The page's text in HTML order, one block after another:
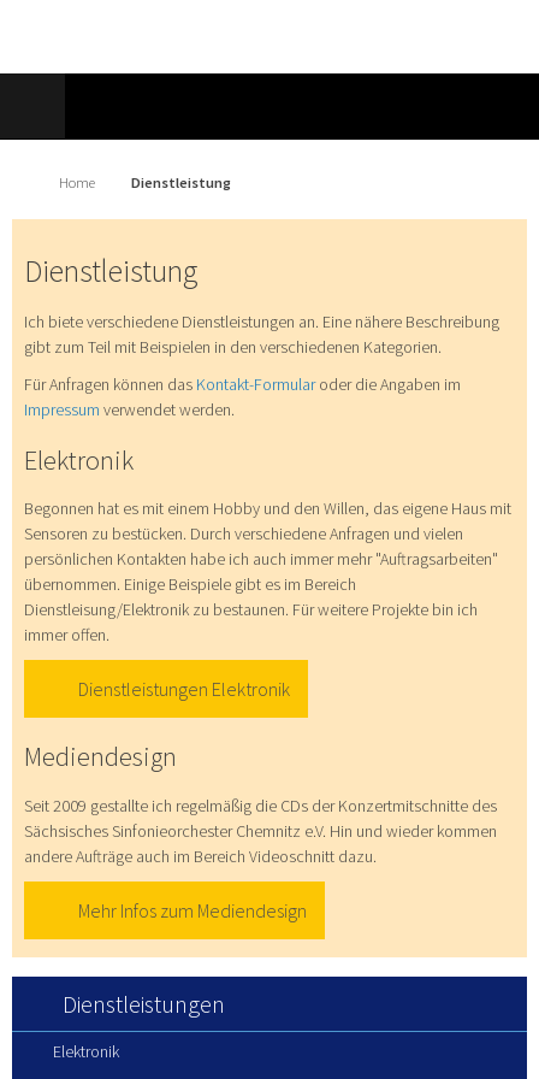
Home Dienstleistung
Dienstleistung
Ich biete verschiedene Dienstleistungen an. Eine nähere Beschreibung
gibt zum Teil mit Beispielen in den verschiedenen Kategorien.
Für Anfragen können das Kontakt-Formularoder die Angaben im
Impressum verwendet werden.
Elektronik
Begonnen hat es mit einem Hobby und den Willen, das eigene Haus mit
Sensoren zu bestücken. Durch verschiedene Anfragen und vielen
persönlichen Kontakten habe ich auch immer mehr "Auftragsarbeiten"
übernommen. Einige Beispiele gibt es im Bereich
Dienstleisung/Elektronik zu bestaunen. Für weitere Projekte bin ich
immer offen.
Dienstleistungen Elektronik
Mediendesign
Seit 2009 gestallte ich regelmäßig die CDs der Konzertmitschnitte des
Sächsisches Sinfonieorchester Chemnitz e.V. Hin und wieder kommen
andere Aufträge auch im Bereich Videoschnitt dazu.
Mehr Infos zum Mediendesign
Dienstleistungen
Elektronik